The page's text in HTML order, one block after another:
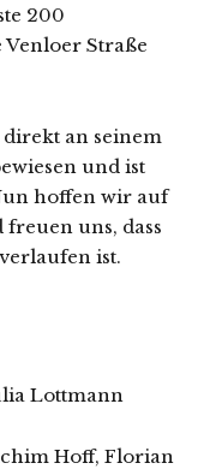
200
Straße
an seinem
und ist
hoffen wir auf
uns, dass
ist.
Lottmann
Hoff, Florian